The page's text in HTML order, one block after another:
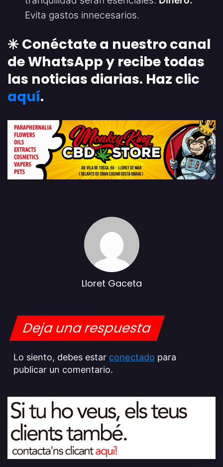
Evita gastos innecesarios.
✳️ Conéctate a nuestro canal
de WhatsApp y recibe todas
las noticias diarias. Haz clic
aquí.
Lloret Gaceta
Deja una respuesta
Lo siento, debes estar conectado para
publicar un comentario.